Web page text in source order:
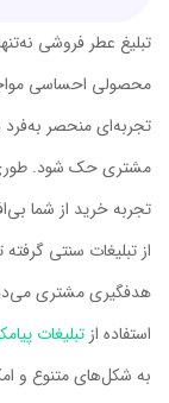
تبلیغ عطر فروشی
محصولی احساسی
تجربه‌ای منحصر به‌فرد
مشتری حک شود. طوری
تجربه خرید از شما
از تبلیغات سنتی
هدفگیری مشتری
استفاده از تبلیغات
به شکل‌های متنوع و